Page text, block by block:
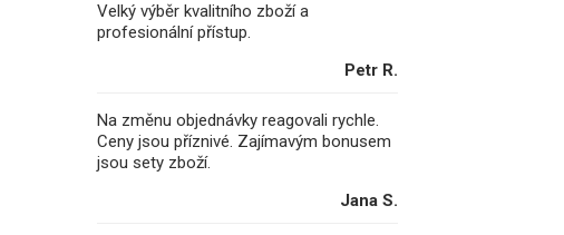
Velký výběr kvalitního zboží a
profesionální přístup.
Petr R.
Na změnu objednávky reagovali rychle.
Ceny jsou příznivé. Zajímavým bonusem
jsou sety zboží.
Jana S.